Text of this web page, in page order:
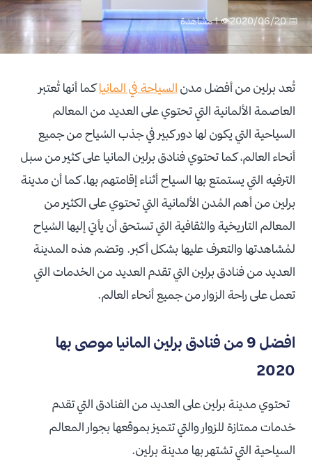
📅 2020/06/20 👁 1 مشاهدة
تُعد برلين من أفضل مدن السياحة في المانياكما أنها تُعتبر
العاصمة الألمانية التي تحتوي على العديد من المعالم
السياحية التي يكون لها دور كبير في جذب السُياح من جميع
أنحاء العالم، كما تحتوي فنادق برلين المانيا على كثير من سبل
الترفيه التي يستمتع بها السياح أثناء إقامتهم بها، كما أن مدينة
برلين من أهم المُدن الألمانية التي تحتوي على الكثير من
المعالم التاريخية والثقافية التي تستحق أن يأتي إليها السُياح
لمُشاهدتها والتعرف عليها بشكل أكبر. وتضم هذه المدينة
العديد من فنادق برلين التي تقدم العديد من الخدمات التي
تعمل على راحة الزوار من جميع أنحاء العالم.
افضل 9 من فنادق برلين المانيا موصى بها
2020
تحتوي مدينة برلين على العديد من الفنادق التي تقدم
خدمات ممتازة للزوار والتي تتميز بموقعها بجوار المعالم
السياحية التي تشتهر بها مدينة برلين.